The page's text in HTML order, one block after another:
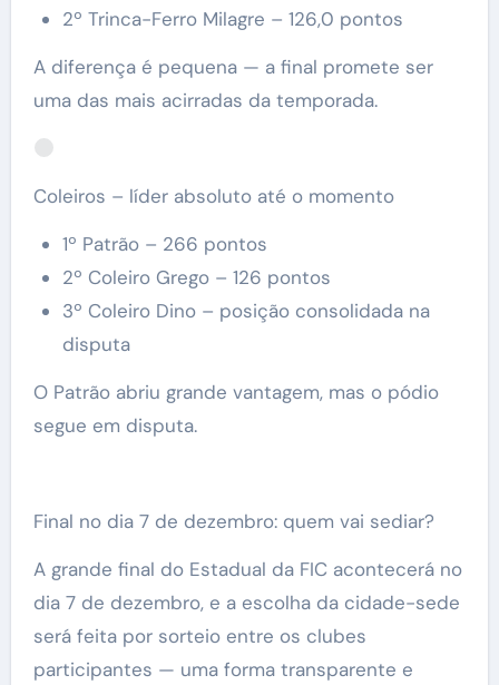
2º Trinca-Ferro Milagre – 126,0 pontos
A diferença é pequena — a final promete ser
uma das mais acirradas da temporada.
Coleiros – líder absoluto até o momento
1º Patrão – 266 pontos
2º Coleiro Grego – 126 pontos
3º Coleiro Dino – posição consolidada na
disputa
O Patrão abriu grande vantagem, mas o pódio
segue em disputa.
Final no dia 7 de dezembro: quem vai sediar?
A grande final do Estadual da FIC acontecerá no
dia 7 de dezembro, e a escolha da cidade-sede
será feita por sorteio entre os clubes
participantes — uma forma transparente e